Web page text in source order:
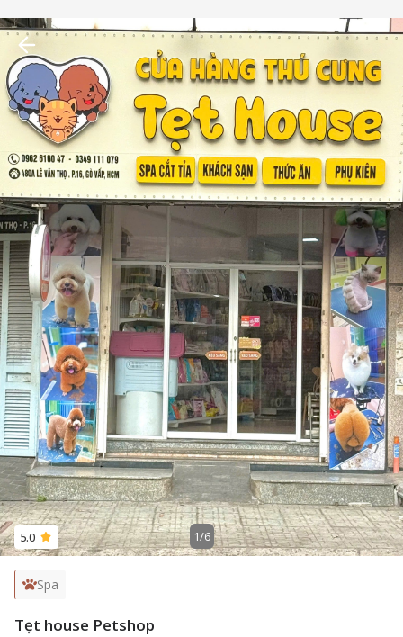
5.0 1/6
Spa
Tẹt house Petshop